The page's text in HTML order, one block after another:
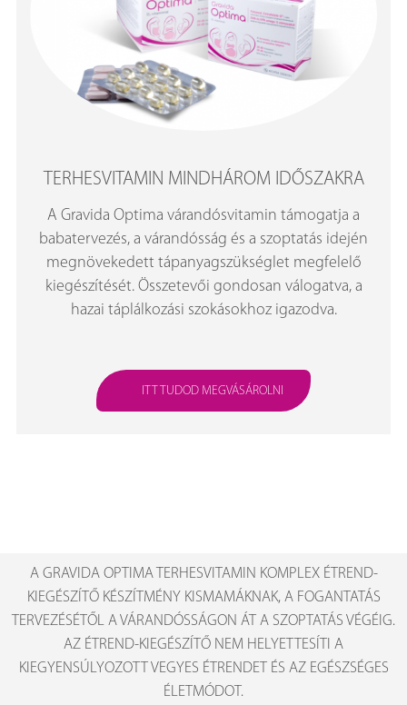
TERHESVITAMIN MINDHÁROM IDŐSZAKRA
A Gravida Optima várandósvitamin támogatja a
babatervezés, a várandósság és a szoptatás idején
megnövekedett tápanyagszükséglet megfelelő
kiegészítését. Összetevői gondosan válogatva, a
hazai táplálkozási szokásokhoz igazodva.
ITT TUDOD MEGVÁSÁROLNI
A GRAVIDA OPTIMA TERHESVITAMIN KOMPLEX ÉTREND-
KIEGÉSZÍTŐ KÉSZÍTMÉNY KISMAMÁKNAK, A FOGANTATÁS
TERVEZÉSÉTŐL A VÁRANDÓSSÁGON ÁT A SZOPTATÁS VÉGÉIG.
AZ ÉTREND-KIEGÉSZÍTŐ NEM HELYETTESÍTI A
KIEGYENSÚLYOZOTT VEGYES ÉTRENDET ÉS AZ EGÉSZSÉGES
ÉLETMÓDOT.